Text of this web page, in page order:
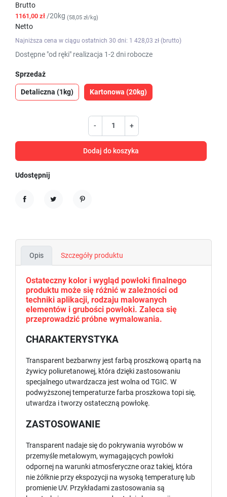
Brutto
1161,00 zł /20kg (58,05 zł/kg)
Netto
Najniższa cena w ciągu ostatnich 30 dni: 1 428,03 zł (brutto)
Dostępne "od ręki" realizacja 1-2 dni robocze
Sprzedaż
Detaliczna (1kg) Kartonowa (20kg)
- +
Dodaj do koszyka
Udostępnij
Opis Szczegóły produktu
Ostateczny kolor i wygląd powłoki finalnego
produktu może się różnić w zależności od
techniki aplikacji, rodzaju malowanych
elementów i grubości powłoki. Zaleca się
przeprowadzić próbne wymalowania.
CHARAKTERYSTYKA
Transparent bezbarwny jest farbą proszkową opartą na
żywicy poliuretanowej, która dzięki zastosowaniu
specjalnego utwardzacza jest wolna od TGIC. W
podwyższonej temperaturze farba proszkowa topi się,
utwardza i tworzy ostateczną powłokę.
ZASTOSOWANIE
Transparent nadaje się do pokrywania wyrobów w
przemyśle metalowym, wymagających powłoki
odpornej na warunki atmosferyczne oraz takiej, która
nie żółknie przy ekspozycji na wysoką temperaturę lub
promienie UV. Przykładami zastosowania są